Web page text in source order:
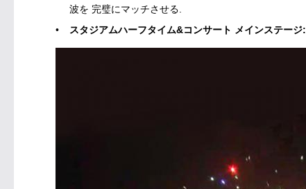
波を 完璧にマッチさせる.
スタジアムハーフタイム&コンサート メインステージ: